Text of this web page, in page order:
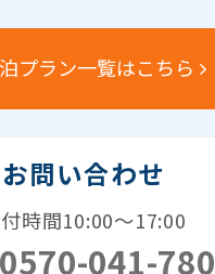
プラン一覧はこちら
お問い合わせ
時間10:00～17:00
041-780